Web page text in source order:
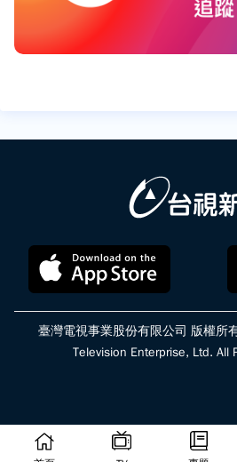
臺灣電視事業股份有限公司 版權所
Television Enterprise, Ltd. All